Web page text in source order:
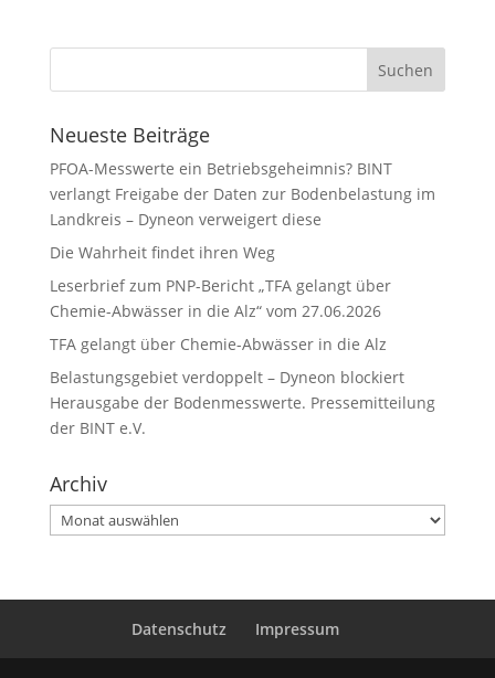
Neueste Beiträge
PFOA-Messwerte ein Betriebsgeheimnis? BINT
verlangt Freigabe der Daten zur Bodenbelastung im
Landkreis – Dyneon verweigert diese
Die Wahrheit findet ihren Weg
Leserbrief zum PNP-Bericht „TFA gelangt über
Chemie-Abwässer in die Alz“ vom 27.06.2026
TFA gelangt über Chemie-Abwässer in die Alz
Belastungsgebiet verdoppelt – Dyneon blockiert
Herausgabe der Bodenmesswerte. Pressemitteilung
der BINT e.V.
Archiv
Archiv
Datenschutz Impressum